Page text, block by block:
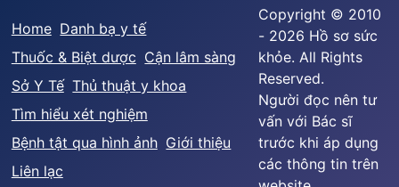
Home Danh bạ y tế
Thuốc & Biệt dược Cận lâm sàng
Sở Y Tế Thủ thuật y khoa
Tìm hiểu xét nghiệm
Bệnh tật qua hình ảnh Giới thiệu
Liên lạc
Copyright © 2010
- 2026 Hồ sơ sức
khỏe. All Rights
Reserved.
Người đọc nên tư
vấn với Bác sĩ
trước khi áp dụng
các thông tin trên